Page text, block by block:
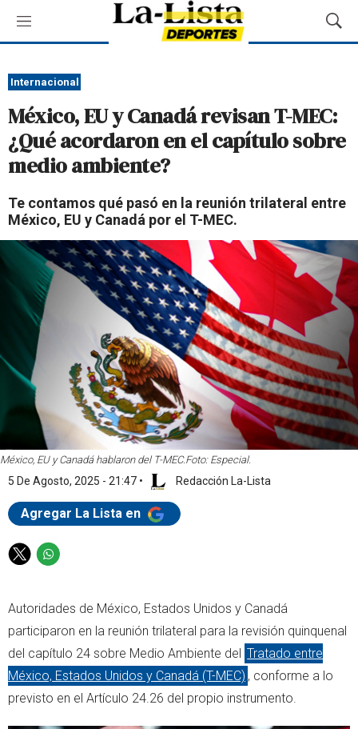
M
e
ú
M
o
a
r
B
q
u
a
Internacional
México, EU y Canadá revisan T-MEC:
¿Qué acordaron en el capítulo sobre
medio ambiente?
Te contamos qué pasó en la reunión trilateral entre
México, EU y Canadá por el T-MEC.
México, EU y Canadá hablaron del T-MEC.Foto: Especial.
5 De Agosto, 2025 - 21:47 • Redacción La-Lista
Agregar La Lista en
T
t
t
e
r
W
t
s
a
p
p
Autoridades de México, Estados Unidos y Canadá
participaron en la reunión trilateral para la revisión quinquenal
del capítulo 24 sobre Medio Ambiente del Tratado entre
México, Estados Unidos y Canadá (T-MEC) , conforme a lo
previsto en el Artículo 24.26 del propio instrumento.